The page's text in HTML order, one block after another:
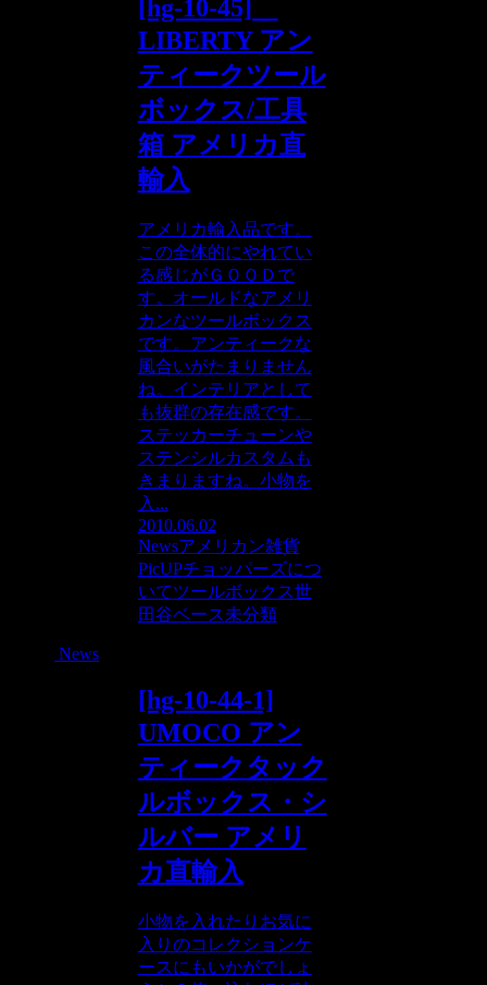
[hg-10-45]
LIBERTY アン
ティークツール
ボックス/工具
箱 アメリカ直
輸入
アメリカ輸入品です。
この全体的にやれてい
る感じがＧＯＯＤで
す。オールドなアメリ
カンなツールボックス
です。アンティークな
風合いがたまりません
ね。インテリアとして
も抜群の存在感です。
ステッカーチューンや
ステンシルカスタムも
きまりますね。小物を
入...
2010.06.02
Newsアメリカン雑貨
PicUPチョッパーズにつ
いてツールボックス世
田谷ベース未分類
News
[hg-10-44-1]
UMOCO アン
ティークタック
ルボックス・シ
ルバー アメリ
カ直輸入
小物を入れたりお気に
入りのコレクションケ
ースにもいかがでしょ